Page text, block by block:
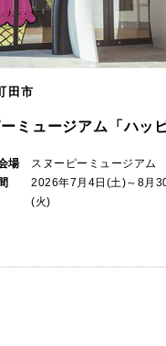
田市
ミュージアム「ハッ
場
スヌーピーミュージアム
2026年7月4日(土)～8月
(火)